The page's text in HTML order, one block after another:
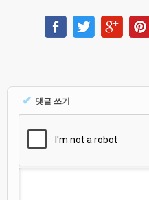
✔ 댓글 쓰기